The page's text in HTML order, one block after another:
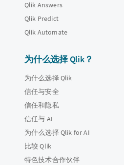
Qlik Answers
Qlik Predict
Qlik Automate
为什么选择 Qlik？
为什么选择 Qlik
信任与安全
信任和隐私
信任与 AI
为什么选择 Qlik for AI
比较 Qlik
特色技术合作伙伴